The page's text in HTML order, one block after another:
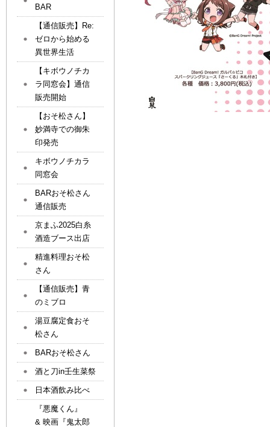
BAR
【通信販売】Re:
ゼロから始める
異世界生活
【キボウノチカ
ラ同窓会】通信
販売開始
【おそ松さん】
妙満寺での御朱
印発売
キボウノチカラ
同窓会
BARおそ松さん
通信販売
京まふ2025白糸
酒造ブース出店
精進料理おそ松
さん
【通信販売】青
のミブロ
湯豆腐定食おそ
松さん
BARおそ松さん
酒と刀in壬生菜祭
日本酒飲み比べ
『悪魔くん』
& 映画『鬼太郎